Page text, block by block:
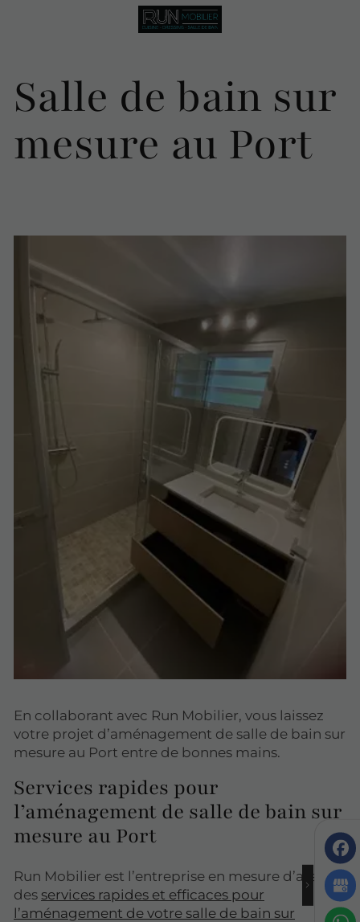
Salle de bain sur
mesure au Port
En collaborant avec Run Mobilier, vous laissez
votre projet d’aménagement de salle de bain sur
mesure au Port entre de bonnes mains.
Services rapides pour
l’aménagement de salle de bain sur
mesure au Port
Run Mobilier est l’entreprise en mesure d’assurer
des services rapides et efficaces pour
l’aménagement de votre salle de bain sur